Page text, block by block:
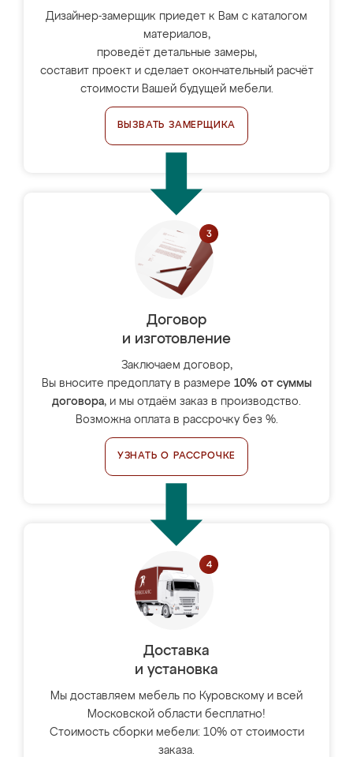
Дизайнер-замерщик приедет к Вам с каталогом
материалов,
проведёт детальные замеры,
составит проект и сделает окончательный расчёт
стоимости Вашей будущей мебели.
ВЫЗВАТЬ ЗАМЕРЩИКА
Договор
и изготовление
Заключаем договор,
Вы вносите предоплату в размере 10% от суммы
договора, и мы отдаём заказ в производство.
Возможна оплата в рассрочку без %.
УЗНАТЬ О РАССРОЧКЕ
Доставка
и установка
Мы доставляем мебель по Куровскому и всей
Московской области бесплатно!
Стоимость сборки мебели: 10% от стоимости
заказа.